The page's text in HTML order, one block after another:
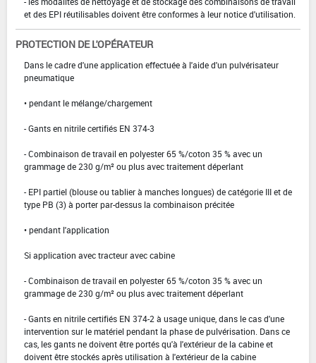
et des EPI réutilisables doivent être conformes à leur notice d'utilisation.
PROTECTION DE L'OPÉRATEUR
Dans le cadre d'une application effectuée à l'aide d'un pulvérisateur
pneumatique
• pendant le mélange/chargement
- Gants en nitrile certifiés EN 374-3
- Combinaison de travail en polyester 65 %/coton 35 % avec un
grammage de 230 g/m² ou plus avec traitement déperlant
- EPI partiel (blouse ou tablier à manches longues) de catégorie III et de
type PB (3) à porter par-dessus la combinaison précitée
• pendant l'application
Si application avec tracteur avec cabine
- Combinaison de travail en polyester 65 %/coton 35 % avec un
grammage de 230 g/m² ou plus avec traitement déperlant
- Gants en nitrile certifiés EN 374-2 à usage unique, dans le cas d'une
intervention sur le matériel pendant la phase de pulvérisation. Dans ce
cas, les gants ne doivent être portés qu'à l'extérieur de la cabine et
doivent être stockés après utilisation à l'extérieur de la cabine